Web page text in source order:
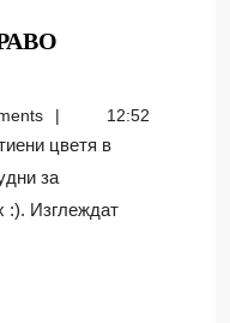
12:52
за
:). Изглеждат